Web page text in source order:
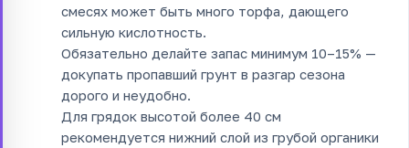
смесях может быть много торфа, дающего
сильную кислотность.
Обязательно делайте запас минимум 10–15% —
докупать пропавший грунт в разгар сезона
дорого и неудобно.
Для грядок высотой более 40 см
рекомендуется нижний слой из грубой органики